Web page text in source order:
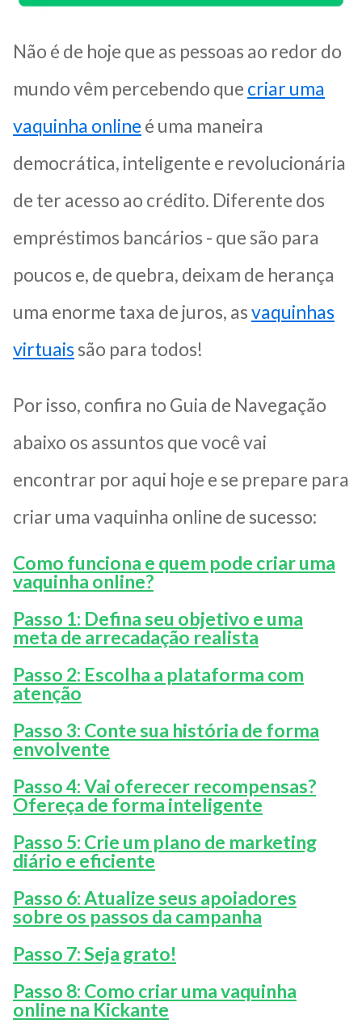
Não é de hoje que as pessoas ao redor do
mundo vêm percebendo que criar uma
vaquinha online é uma maneira
democrática, inteligente e revolucionária
de ter acesso ao crédito. Diferente dos
empréstimos bancários - que são para
poucos e, de quebra, deixam de herança
uma enorme taxa de juros, asvaquinhas
virtuais são para todos!
Por isso, confira no Guia de Navegação
abaixo os assuntos que você vai
encontrar por aqui hoje e se prepare para
criar uma vaquinha online de sucesso:
Como funciona e quem pode criar uma
vaquinha online?
Passo 1: Defina seu objetivo e uma
meta de arrecadação realista
Passo 2: Escolha a plataforma com
atenção
Passo 3: Conte sua história de forma
envolvente
Passo 4: Vai oferecer recompensas?
Ofereça de forma inteligente
Passo 5: Crie um plano de marketing
diário e eficiente
Passo 6: Atualize seus apoiadores
sobre os passos da campanha
Passo 7: Seja grato!
Passo 8: Como criar uma vaquinha
online na Kickante